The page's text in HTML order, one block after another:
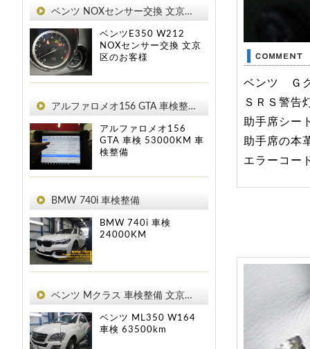
ベンツ Ｇ
ＳＲＳ警告
助手席シー
助手席の本
エラーコー
ベンツ NOXセンサー交換 文京区のお客様
ベンツE350 W212
NOXセンサー交換 文京
区のお客様
アルファロメオ156 GTA 車検整備 文京区のお客様
アルファロメオ156
GTA 車検 53000KM 車
検整備
BMW 740i 車検整備
BMW 740i 車検
24000KM
ベンツ Mクラス 車検整備 文京区のお客様
ベンツ ML350 W164
車検 63500km